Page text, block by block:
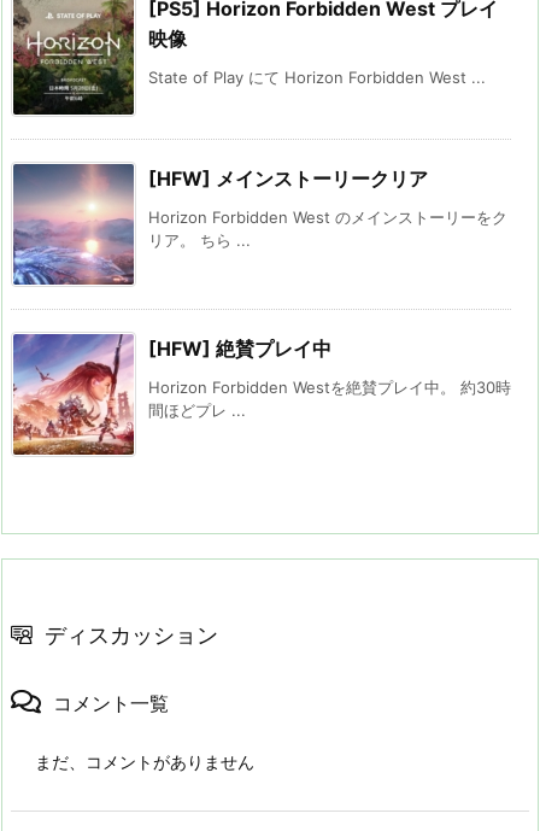
[PS5] Horizon Forbidden West プレイ
映像
State of Play にて Horizon Forbidden West ...
[HFW] メインストーリークリア
Horizon Forbidden West のメインストーリーをク
リア。 ちら ...
[HFW] 絶賛プレイ中
Horizon Forbidden Westを絶賛プレイ中。 約30時
間ほどプレ ...
ディスカッション
コメント一覧
まだ、コメントがありません